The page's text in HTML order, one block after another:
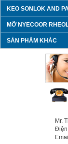
KEO SONLOK AND
MỠ NYECOOR
SẢN PHẨM KHÁC
Mr.
Điện